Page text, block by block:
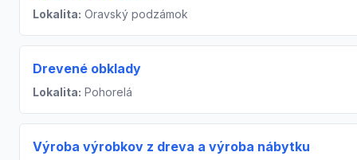
Lokalita: Oravský podzámok
Drevené obklady
Lokalita: Pohorelá
Výroba výrobkov z dreva a výroba nábytku